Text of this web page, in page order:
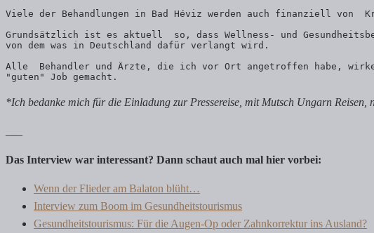
Viele der Behandlungen in Bad Héviz werden auch finanziell von
Grundsätzlich ist es aktuell  so, dass Wellness- und
von dem was in Deutschland dafür verlangt wird.
Alle  Behandler und Ärzte, die ich vor Ort angetroffen habe,
"guten" Job gemacht.
*Ich bedanke mich für die Einladung zur Pressereise, mit Mutsch Ungarn Reisen,
Das Interview war interessant? Dann schaut auch mal hier vorbei:
Wenn der Flieder am Balaton blüht…
Interview zum Boom im Gesundheitstourismus
Gesundheitstourismus: Für die Augen-Op oder Zahnkorrektur ins Ausland?